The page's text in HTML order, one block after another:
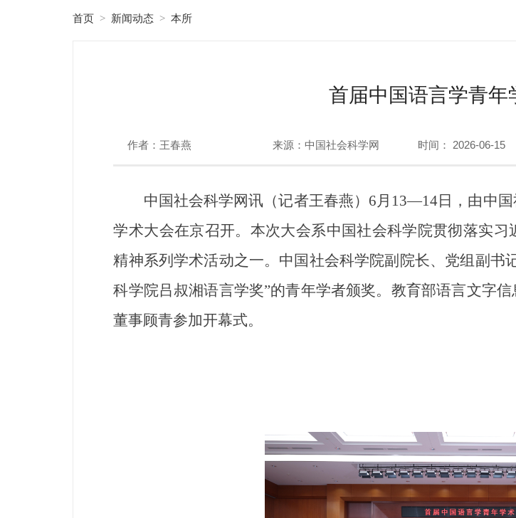
首页 > 新闻动态 > 本所
首届中国语言学青年
作者：王春燕 来源：中国社会科学网 时间： 2026-06-15
中国社会科学网讯（记者王春燕）6月13—14日，由中
学术大会在京召开。本次大会系中国社会科学院贯彻落实
精神系列学术活动之一。中国社会科学院副院长、党组副书
科学院吕叔湘语言学奖”的青年学者颁奖。教育部语言文字
董事顾青参加开幕式。